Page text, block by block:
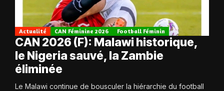
Actualité CAN Féminine 2026 Football Féminin
CAN 2026 (F): Malawi historique,
le Nigeria sauvé, la Zambie
éliminée
Le Malawi continue de bousculer la hiérarchie du football